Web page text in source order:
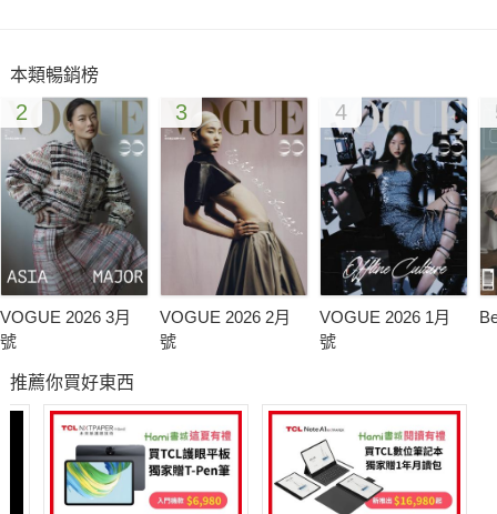
本類暢銷榜
2
VOGUE 2026 3月
號
3
VOGUE 2026 2月
號
4
VOGUE 2026 1月
號
推薦你買好東西